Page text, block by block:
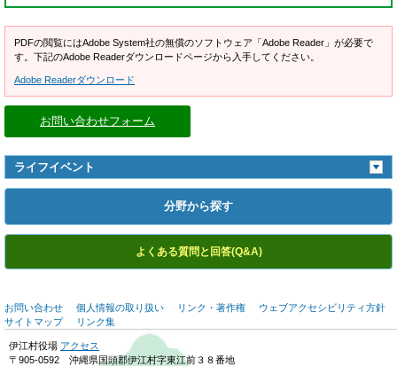
PDFの閲覧にはAdobe System社の無償のソフトウェア「Adobe Reader」が必要で
す。下記のAdobe Readerダウンロードページから入手してください。
Adobe Readerダウンロード
お問い合わせフォーム
ライフイベント
分野から探す
よくある質問と回答(Q&A)
お問い合わせ 個人情報の取り扱い リンク・著作権
ウェブアクセシビリティ方針
サイトマップ
リンク集
伊江村役場 アクセス
〒905-0592 沖縄県国頭郡伊江村字東江前３８番地